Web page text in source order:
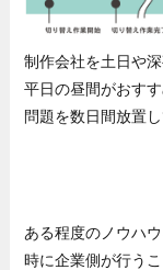
制作会社を土日や
平日の昼間がおす
問題を数日間放置
ある程度のノウハ
時に企業側が行う